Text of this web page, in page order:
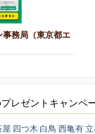
務局（東京都エ
レゼントキャンペ
屋 四つ木 白鳥 西亀有